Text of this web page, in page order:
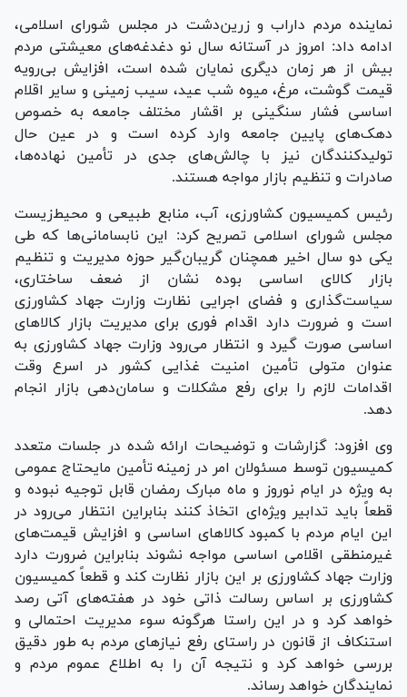
نماینده مردم داراب و زرین‌دشت در مجلس شورای اسلامی،
ادامه داد: امروز در آستانه سال نو دغدغه‌های معیشتی مردم
بیش از هر زمان دیگری نمایان شده است، افزایش بی‌رویه
قیمت گوشت، مرغ، میوه شب عید، سیب زمینی و سایر اقلام
اساسی فشار سنگینی بر اقشار مختلف جامعه به خصوص
دهک‌های پایین جامعه وارد کرده است و در عین حال
تولیدکنندگان نیز با چالش‌های جدی در تأمین نهاده‌ها،
صادرات و تنظیم بازار مواجه هستند.
رئیس کمیسیون کشاورزی، آب، منابع طبیعی و محیط‌زیست
مجلس شورای اسلامی تصریح کرد: این نابسامانی‌ها که طی
یکی دو سال اخیر همچنان گریبان‌گیر حوزه مدیریت و تنظیم
بازار کالای اساسی بوده نشان از ضعف ساختاری،
سیاست‌گذاری و فضای اجرایی نظارت وزارت جهاد کشاورزی
است و ضرورت دارد اقدام فوری برای مدیریت بازار کالا‌های
اساسی صورت گیرد و انتظار می‌رود وزارت جهاد کشاورزی به
عنوان متولی تأمین امنیت غذایی کشور در اسرع وقت
اقدامات لازم را برای رفع مشکلات و سامان‌دهی بازار انجام
دهد.
وی افزود: گزارشات و توضیحات ارائه شده در جلسات متعدد
کمیسیون توسط مسئولان امر در زمینه تأمین مایحتاج عمومی
به ویژه در ایام نوروز و ماه مبارک رمضان قابل توجیه نبوده و
قطعاً باید تدابیر ویژه‌ای اتخاذ کنند بنابراین انتظار می‌رود در
این ایام مردم با کمبود کالا‌های اساسی و افزایش قیمت‌های
غیرمنطقی اقلامی اساسی مواجه نشوند بنابراین ضرورت دارد
وزارت جهاد کشاورزی بر این بازار نظارت کند و قطعاً کمیسیون
کشاورزی بر اساس رسالت ذاتی خود در هفته‌های آتی رصد
خواهد کرد و در این راستا هرگونه سوء مدیریت احتمالی و
استنکاف از قانون در راستای رفع نیاز‌های مردم به طور دقیق
بررسی خواهد کرد و نتیجه آن را به اطلاع عموم مردم و
نمایندگان خواهد رساند.